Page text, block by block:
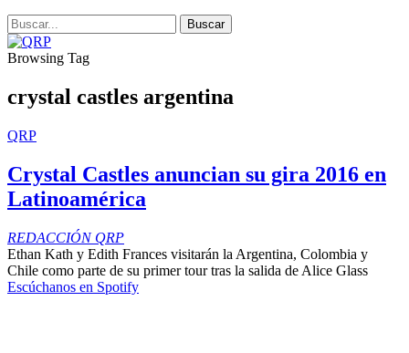
Browsing Tag
crystal castles argentina
QRP
Crystal Castles anuncian su gira 2016 en
Latinoamérica
REDACCIÓN QRP
Ethan Kath y Edith Frances visitarán la Argentina, Colombia y
Chile como parte de su primer tour tras la salida de Alice Glass
Escúchanos en Spotify